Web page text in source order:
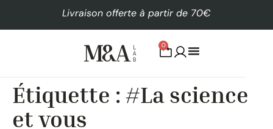
Livraison offerte à partir de 70€
0
Étiquette : #La science
et vous